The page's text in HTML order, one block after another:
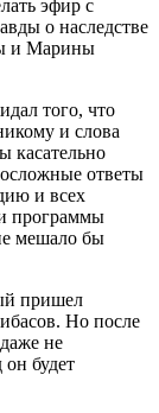
эфир с
о наследстве
и Марины
того, что
и слова
касательно
ответы
и всех
программы
мешало бы
пришел
Но после
не
он будет